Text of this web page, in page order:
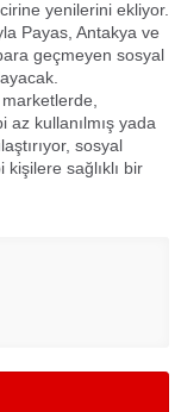
yenilerini ekliyor.
Payas, Antakya ve
geçmeyen sosyal
az kullanılmış yada
sosyal
sağlıklı bir